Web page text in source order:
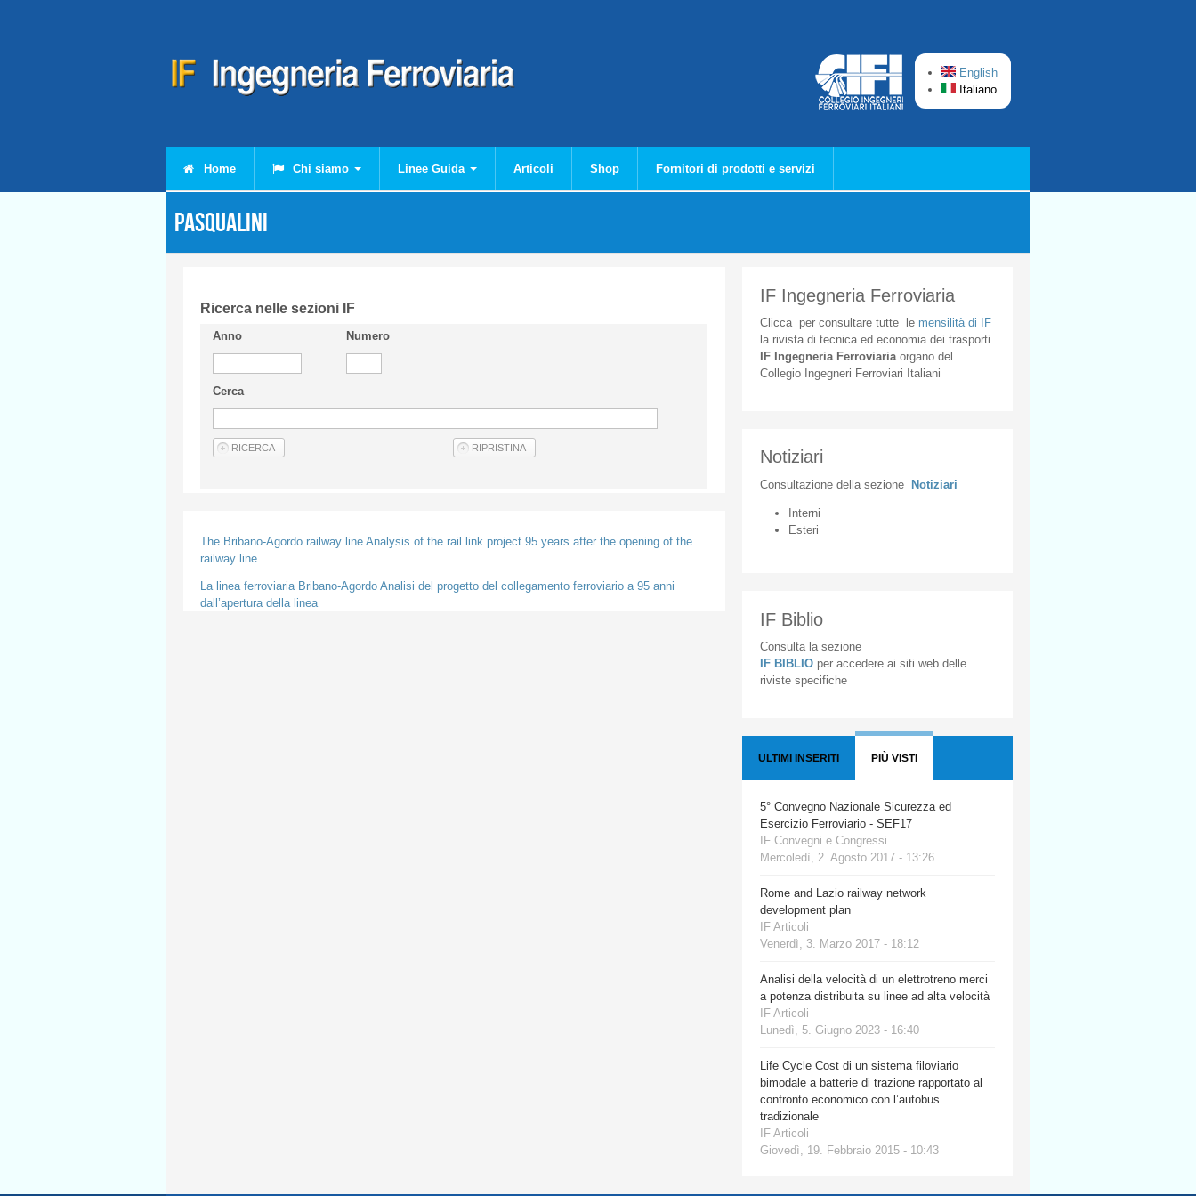
English
Italiano
Home Chi siamo Linee Guida Articoli Shop Fornitori di prodotti e servizi
PASQUALINI
Ricerca nelle sezioni IF
Anno Numero
Cerca
The Bribano-Agordo railway line Analysis of the rail link project 95 years after the opening of the
railway line
La linea ferroviaria Bribano-Agordo Analisi del progetto del collegamento ferroviario a 95 anni
dall’apertura della linea
IF Ingegneria Ferroviaria
Cliccaper consultare tuttele mensilità di IF
la rivista di tecnica ed economia dei trasporti
IF Ingegneria Ferroviaria organodel
Collegio
Ingegneri Ferroviari Italiani
Notiziari
Consultazione della sezione Notiziari
Interni
Esteri
IF Biblio
Consulta la sezione
IF BIBLIO per accedere ai siti web delle
riviste specifiche
ULTIMI INSERITI PIÙ VISTI
5° Convegno Nazionale Sicurezza ed
Esercizio Ferroviario - SEF17
IF Convegni e Congressi
Mercoledì, 2. Agosto 2017 - 13:26
Rome and Lazio railway network
development plan
IF Articoli
Venerdì, 3. Marzo 2017 - 18:12
Analisi della velocità di un elettrotreno merci
a potenza distribuita su linee ad alta velocità
IF Articoli
Lunedì, 5. Giugno 2023 - 16:40
Life Cycle Cost di un sistema filoviario
bimodale a batterie di trazione rapportato al
confronto economico con l’autobus
tradizionale
IF Articoli
Giovedì, 19. Febbraio 2015 - 10:43